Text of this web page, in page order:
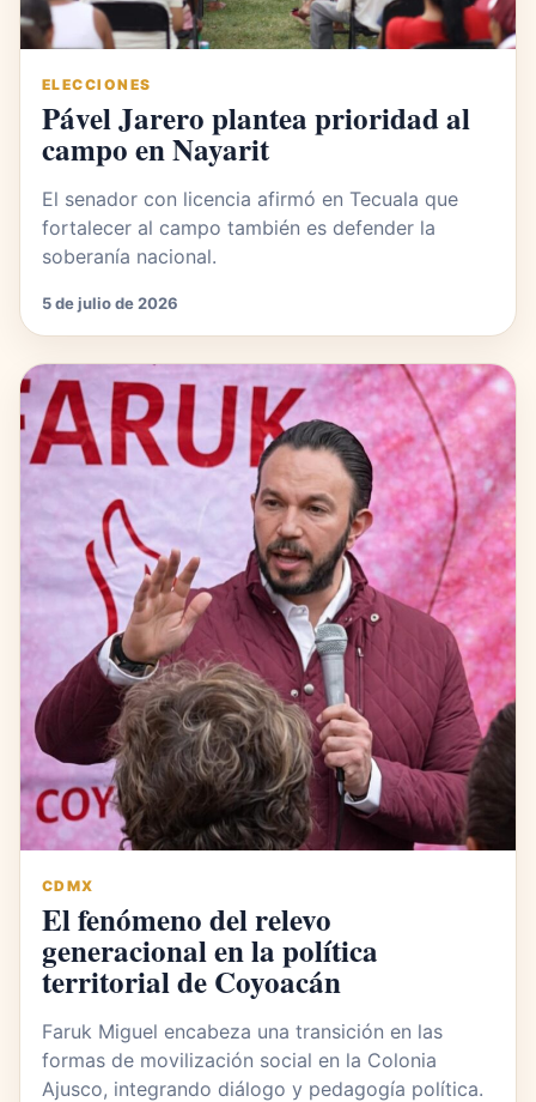
ELECCIONES
Pável Jarero plantea prioridad al
campo en Nayarit
El senador con licencia afirmó en Tecuala que
fortalecer al campo también es defender la
soberanía nacional.
5 de julio de 2026
CDMX
El fenómeno del relevo
generacional en la política
territorial de Coyoacán
Faruk Miguel encabeza una transición en las
formas de movilización social en la Colonia
Ajusco, integrando diálogo y pedagogía política.